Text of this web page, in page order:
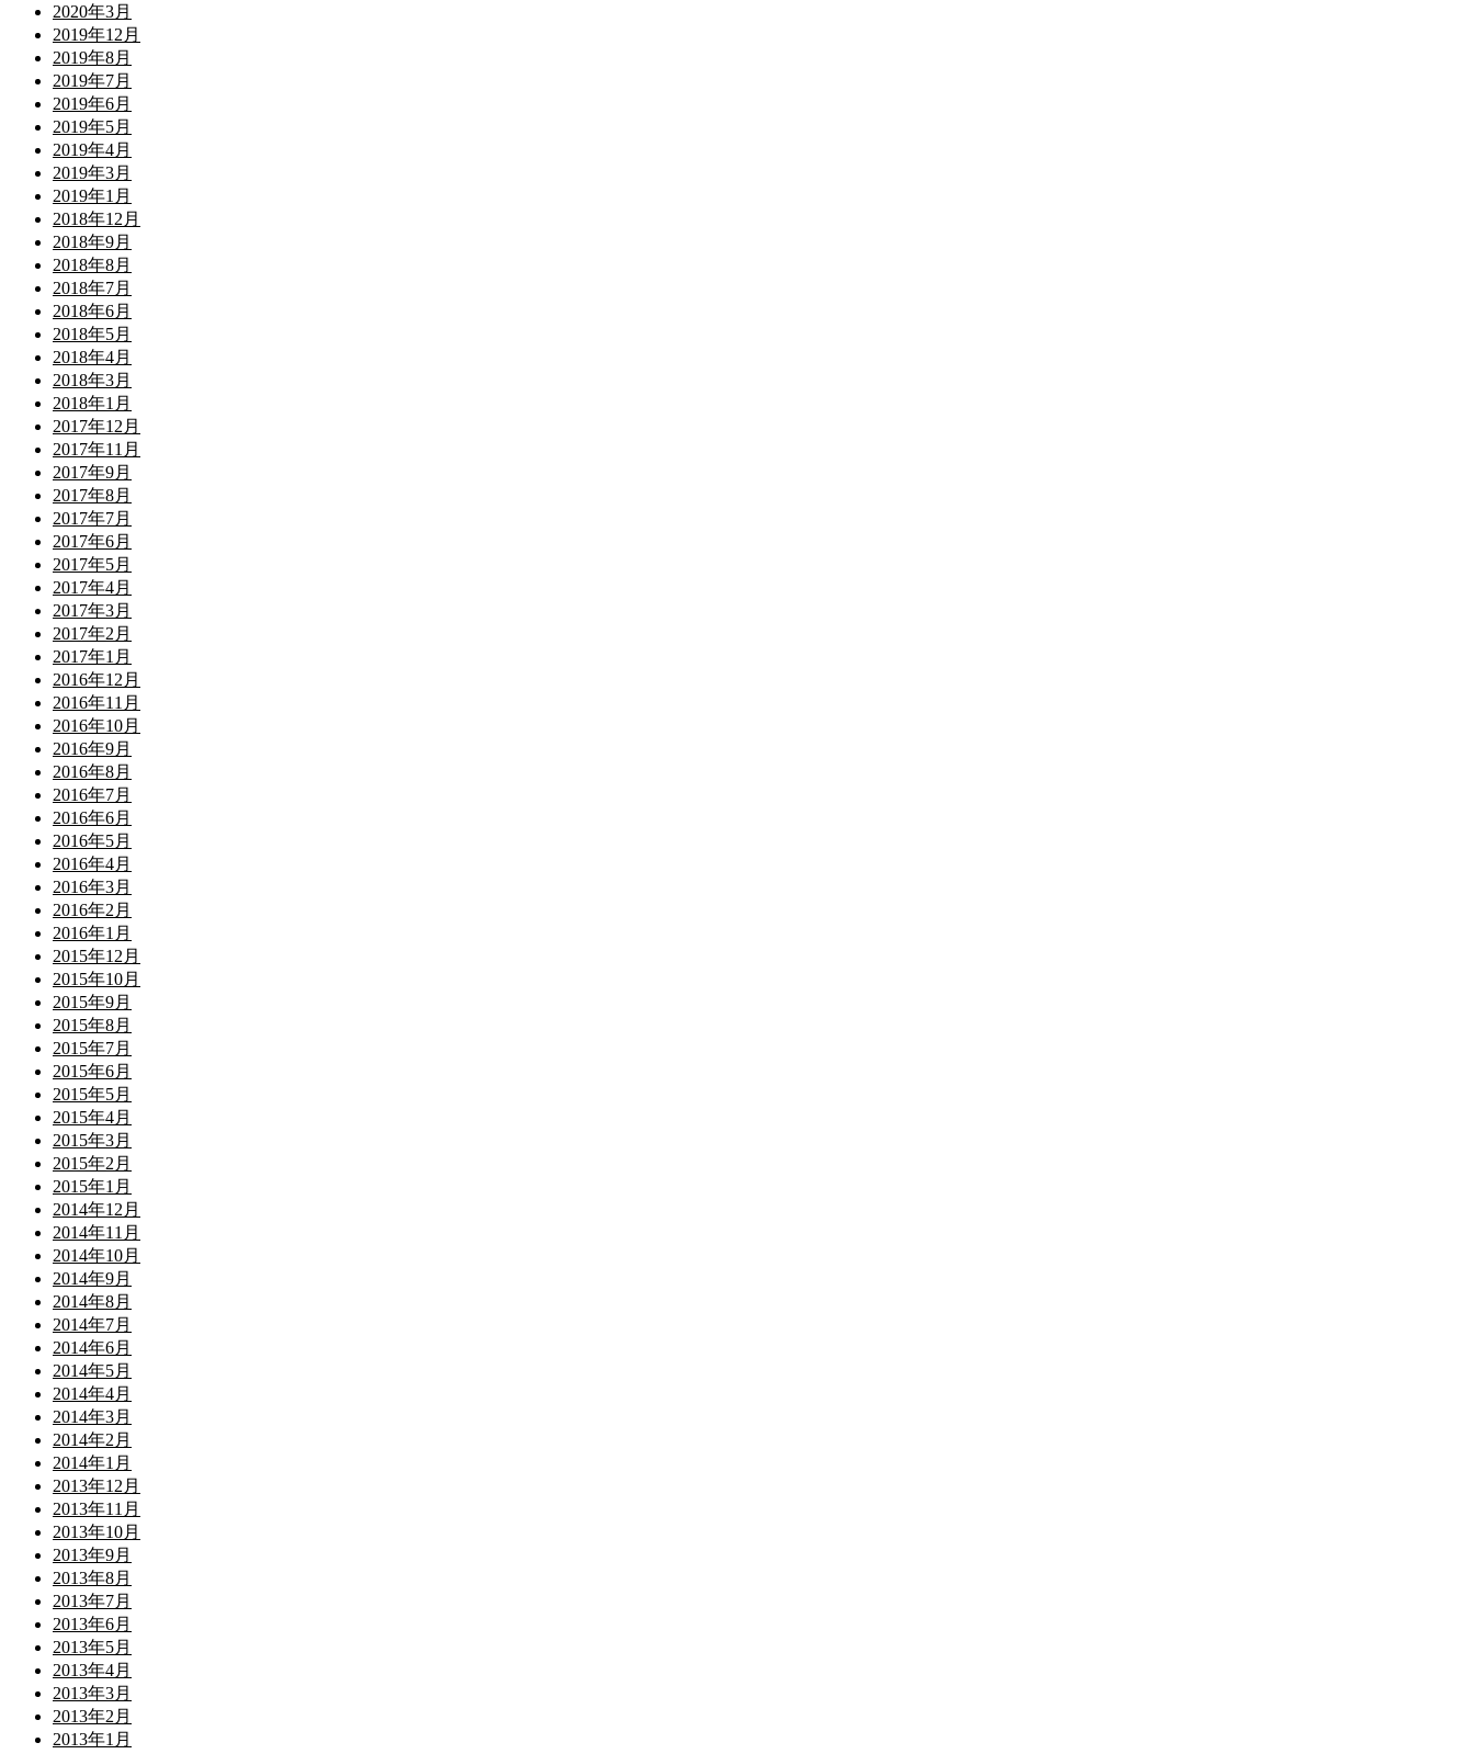
2020年3月
2019年12月
2019年8月
2019年7月
2019年6月
2019年5月
2019年4月
2019年3月
2019年1月
2018年12月
2018年9月
2018年8月
2018年7月
2018年6月
2018年5月
2018年4月
2018年3月
2018年1月
2017年12月
2017年11月
2017年9月
2017年8月
2017年7月
2017年6月
2017年5月
2017年4月
2017年3月
2017年2月
2017年1月
2016年12月
2016年11月
2016年10月
2016年9月
2016年8月
2016年7月
2016年6月
2016年5月
2016年4月
2016年3月
2016年2月
2016年1月
2015年12月
2015年10月
2015年9月
2015年8月
2015年7月
2015年6月
2015年5月
2015年4月
2015年3月
2015年2月
2015年1月
2014年12月
2014年11月
2014年10月
2014年9月
2014年8月
2014年7月
2014年6月
2014年5月
2014年4月
2014年3月
2014年2月
2014年1月
2013年12月
2013年11月
2013年10月
2013年9月
2013年8月
2013年7月
2013年6月
2013年5月
2013年4月
2013年3月
2013年2月
2013年1月